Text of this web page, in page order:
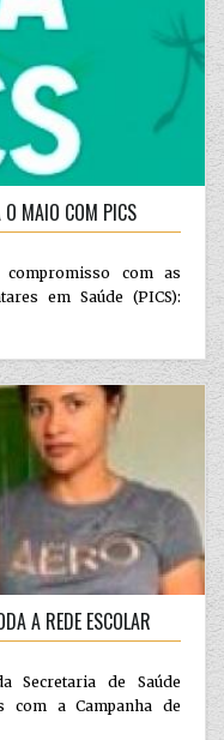
O MAIO COM PICS
com as
em Saúde (PICS):
A REDE ESCOLAR
de Saúde
com a Campanha de